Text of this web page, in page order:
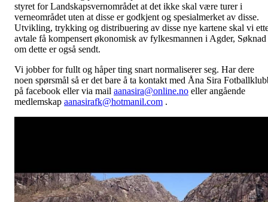
styret for Landskapsvernområdet at det ikke skal være turer i
verneområdet uten at disse er godkjent og spesialmerket av disse.
Utvikling, trykking og distribuering av disse nye kartene skal vi
avtale få kompensert økonomisk av fylkesmannen i Agder, Søknad
om dette er også sendt.
Vi jobber for fullt og håper ting snart normaliserer seg. Har dere
noen spørsmål så er det bare å ta kontakt med Åna Sira
på facebook eller via mail aanasira@online.no eller angående
medlemskap aanasirafk@hotmanil.com .